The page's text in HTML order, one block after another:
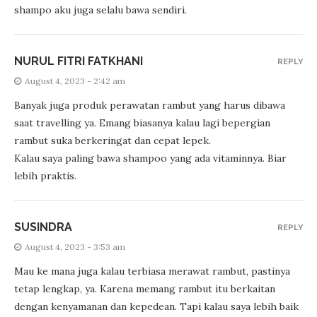
shampo aku juga selalu bawa sendiri.
NURUL FITRI FATKHANI
August 4, 2023 - 2:42 am
Banyak juga produk perawatan rambut yang harus dibawa
saat travelling ya. Emang biasanya kalau lagi bepergian
rambut suka berkeringat dan cepat lepek.
Kalau saya paling bawa shampoo yang ada vitaminnya. Biar
lebih praktis.
REPLY
SUSINDRA
August 4, 2023 - 3:53 am
Mau ke mana juga kalau terbiasa merawat rambut, pastinya
tetap lengkap, ya. Karena memang rambut itu berkaitan
dengan kenyamanan dan kepedean. Tapi kalau saya lebih baik
REPLY